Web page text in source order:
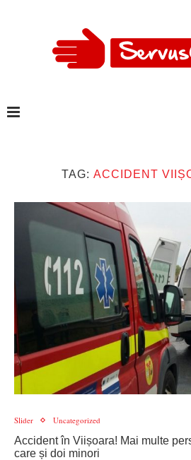
TAG: ACCIDENT
Slider Uncategorized
Accident în Viișoara! Mai multe
care și doi minori